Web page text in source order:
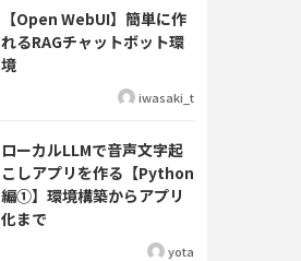
【Open WebUI】簡単に作
れるRAGチャットボット環
境
iwasaki_t
ローカルLLMで音声文字起
こしアプリを作る【Python
編①】環境構築からアプリ
化まで
yota